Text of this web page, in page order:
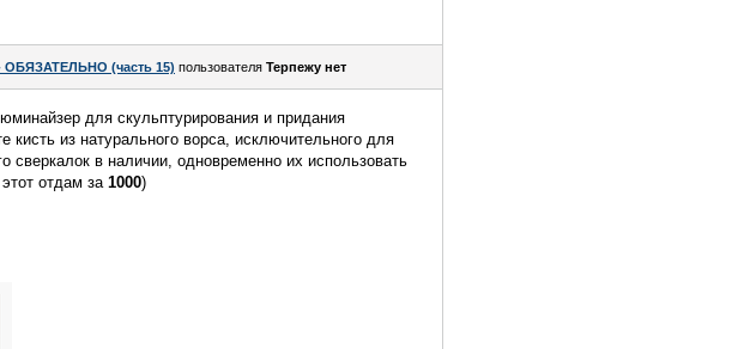
ОБЯЗАТЕЛЬНО (часть 15) пользователя Терпежу нет
для скульптурирования и придания
из натурального ворса, исключительного для
сверкалок в наличии, одновременно их использовать
отдам за 1000)